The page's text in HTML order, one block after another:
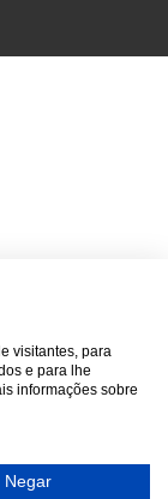
visitantes, para
e para lhe
informações sobre
Negar